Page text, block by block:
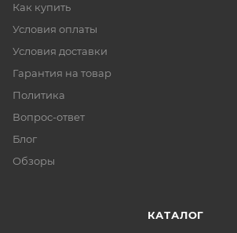
Как купить
Условия оплаты
Условия доставки
Гарантия на товар
Политика
Вопрос-ответ
Блог
Обзоры
КАТАЛОГ